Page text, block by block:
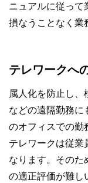
ニュアルに従って
損なうことなく業
テレワークへ
属人化を防止し、
などの遠隔勤務に
のオフィスでの勤
テレワークは従業
なります。そのた
の適正評価が難し